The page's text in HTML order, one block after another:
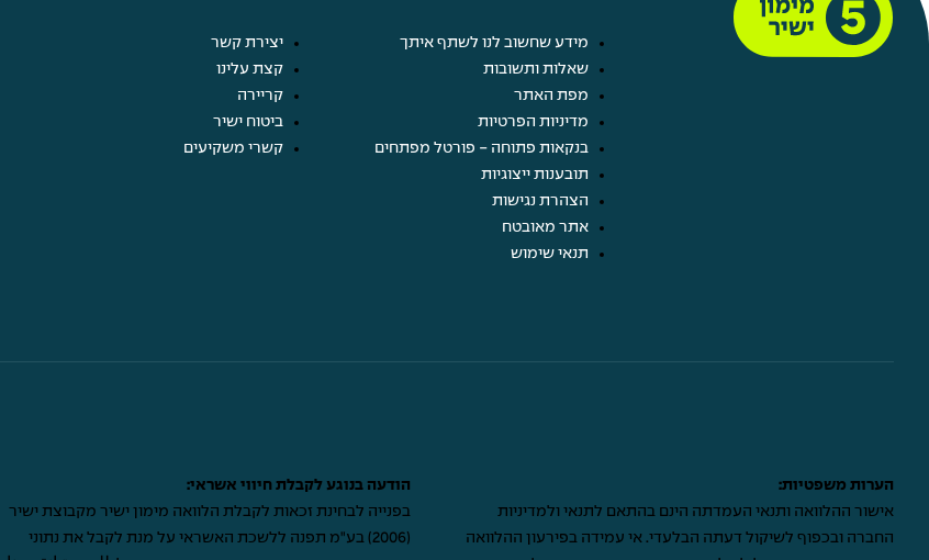
מידע שחשוב לנו לשתף איתך
שאלות ותשובות
מפת האתר
מדיניות הפרטיות
בנקאות פתוחה - פורטל מפתחים
תובענות ייצוגיות
הצהרת נגישות
אתר מאובטח
תנאי שימוש
יצירת קשר
קצת עלינו
קריירה
ביטוח ישיר
קשרי משקיעים
הערות משפטיות:
אישור ההלוואה ותנאי העמדתה הינם בהתאם לתנאי ולמדיניות
החברה ובכפוף לשיקול דעתה הבלעדי. אי עמידה בפירעון ההלוואה
הודעה בנוגע לקבלת חיווי אשראי:
בפנייה לבחינת זכאות לקבלת הלוואה מימון ישיר מקבוצת ישיר
(2006) בע"מ תפנה ללשכת האשראי על מנת לקבל את נתוני